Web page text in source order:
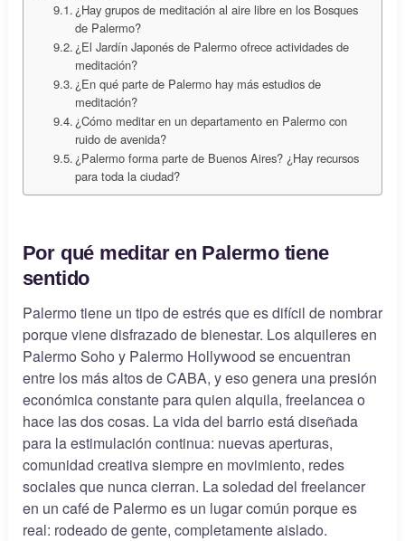
¿Hay grupos de meditación al aire libre en los Bosques
de Palermo?
¿El Jardín Japonés de Palermo ofrece actividades de
meditación?
¿En qué parte de Palermo hay más estudios de
meditación?
¿Cómo meditar en un departamento en Palermo con
ruido de avenida?
¿Palermo forma parte de Buenos Aires? ¿Hay recursos
para toda la ciudad?
Por qué meditar en Palermo tiene
sentido
Palermo tiene un tipo de estrés que es difícil de nombrar
porque viene disfrazado de bienestar. Los alquileres en
Palermo Soho y Palermo Hollywood se encuentran
entre los más altos de CABA, y eso genera una presión
económica constante para quien alquila, freelancea o
hace las dos cosas. La vida del barrio está diseñada
para la estimulación continua: nuevas aperturas,
comunidad creativa siempre en movimiento, redes
sociales que nunca cierran. La soledad del freelancer
en un café de Palermo es un lugar común porque es
real: rodeado de gente, completamente aislado.